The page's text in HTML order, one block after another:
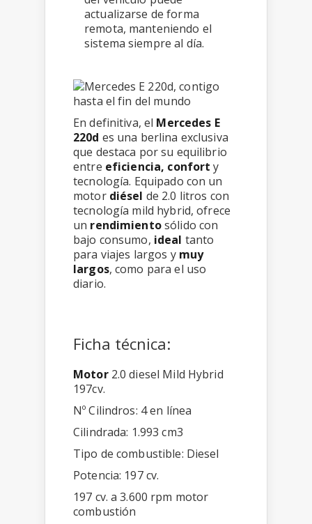
actualizarse de forma
remota, manteniendo el
sistema siempre al día.
En definitiva, el Mercedes E
220d es una berlina exclusiva
que destaca por su equilibrio
entre eficiencia, conforty
tecnología. Equipado con un
motor diésel de 2.0 litros con
tecnología mild hybrid, ofrece
un rendimientosólido con
bajo consumo, ideal tanto
para viajes largos ymuy
largos, como para el uso
diario.
Ficha técnica:
Motor 2.0 diesel Mild Hybrid
197cv.
Nº Cilindros: 4 en línea
Cilindrada: 1.993 cm3
Tipo de combustible: Diesel
Potencia: 197 cv.
197 cv. a 3.600 rpm motor
combustión